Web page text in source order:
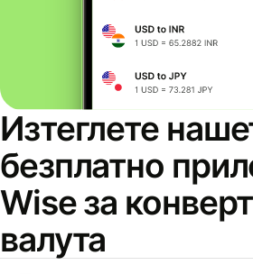
Изтеглете
безплатно
Wise за
валута